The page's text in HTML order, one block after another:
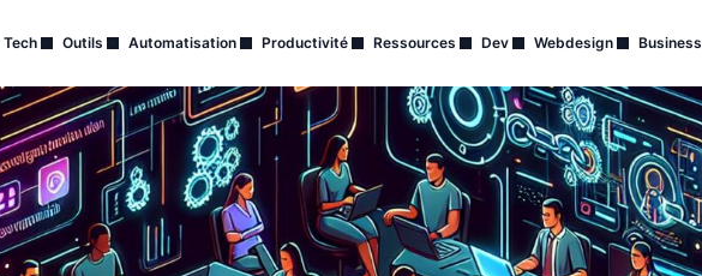
Tech Outils Automatisation Productivité Ressources Dev Webdesign Business